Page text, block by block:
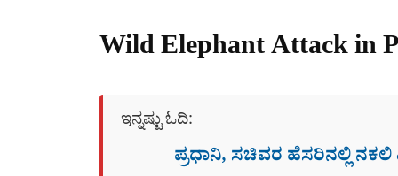
Wild Elephant Attack in
ಇನ್ನಷ್ಟು ಓದಿ:
ಪ್ರಧಾನಿ, ಸಚಿವರ ಹೆಸರಿನಲ್ಲಿ